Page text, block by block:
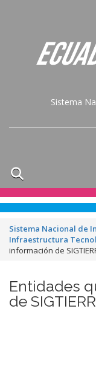
Sistema
Sistema Nacional de
Infraestructura
información de
Entidades
de